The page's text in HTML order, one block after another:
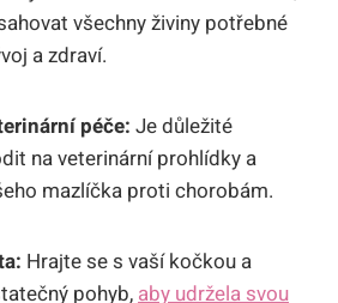
všechny živiny potřebné
a zdraví.
péče: Je důležité
na veterinární prohlídky a
mazlíčka proti chorobám.
Hrajte se s vaší kočkou a
pohyb,aby udržela svou